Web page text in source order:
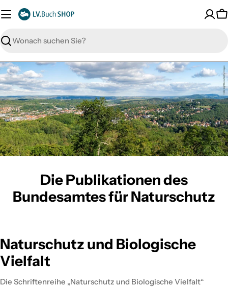
Inhalt
Suche
Die Publikationen des
Bundesamtes für Naturschutz
Naturschutz und Biologische
Vielfalt
Die Schriftenreihe „Naturschutz und Biologische Vielfalt“